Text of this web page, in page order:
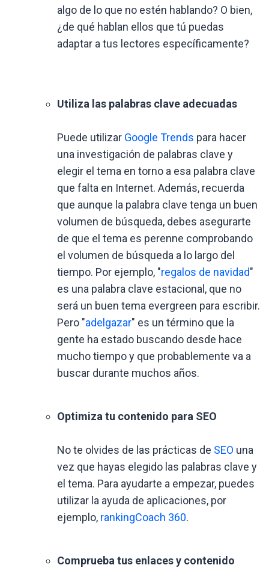
algo de lo que no estén hablando? O bien,
¿de qué hablan ellos que tú puedas
adaptar a tus lectores específicamente?
Utiliza las palabras clave adecuadas
Puede utilizar Google Trends para hacer
una investigación de palabras clave y
elegir el tema en torno a esa palabra clave
que falta en Internet. Además, recuerda
que aunque la palabra clave tenga un buen
volumen de búsqueda, debes asegurarte
de que el tema es perenne comprobando
el volumen de búsqueda a lo largo del
tiempo. Por ejemplo, "regalos de navidad"
es una palabra clave estacional, que no
será un buen tema evergreen para escribir.
Pero "adelgazar" es un término que la
gente ha estado buscando desde hace
mucho tiempo y que probablemente va a
buscar durante muchos años.
Optimiza tu contenido para SEO
No te olvides de las prácticas de SEO una
vez que hayas elegido las palabras clave y
el tema. Para ayudarte a empezar, puedes
utilizar la ayuda de aplicaciones, por
ejemplo, rankingCoach 360.
Comprueba tus enlaces y contenido